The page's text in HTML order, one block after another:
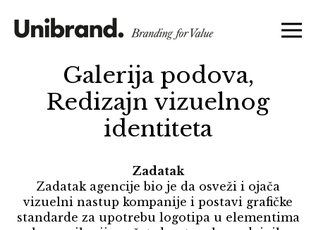
Galerija podova,
Redizajn vizuelnog
identiteta
Zadatak
Zadatak agencije bio je da osveži i ojača
vizuelni nastup kompanije i postavi grafičke
standarde za upotrebu logotipa u elementima